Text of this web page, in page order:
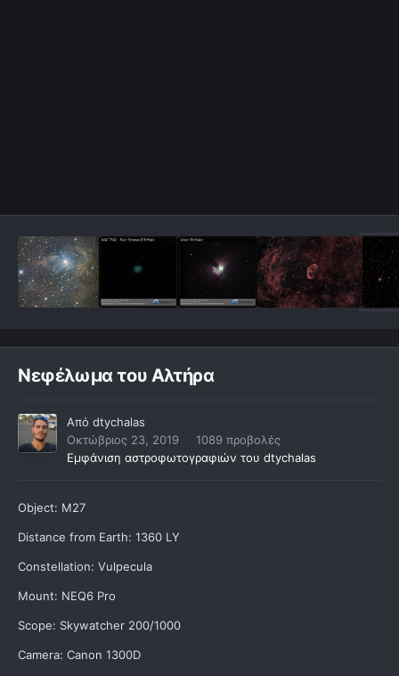
Νεφέλωμα του Αλτήρα
Από dtychalas
Οκτώβριος 23, 2019
1089 προβολές
Εμφάνιση αστροφωτογραφιών του dtychalas
Object: M27
Distance from Earth: 1360 LY
Constellation: Vulpecula
Mount: NEQ6 Pro
Scope: Skywatcher 200/1000
Camera: Canon 1300D